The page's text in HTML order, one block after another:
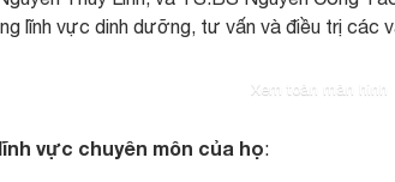
lĩnh vực dinh dưỡng, tư vấn và điều trị các
Xem toàn màn hình
vực chuyên môn của họ: